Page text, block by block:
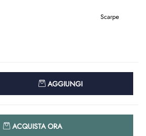
Scarpe
AGGIUNGI
ACQUISTA ORA